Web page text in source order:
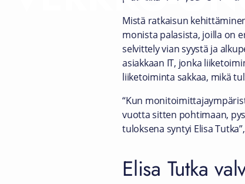
Mistä ratkaisun
monista palasista, joilla on
selvittely vian syystä ja
asiakkaan IT, jonka
liiketoiminta sakkaa, mikä
“Kun
vuotta sitten pohtimaan,
tuloksena syntyi Elisa
Elisa Tutka